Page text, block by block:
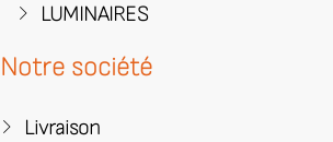
LUMINAIRES
Notre société
Livraison